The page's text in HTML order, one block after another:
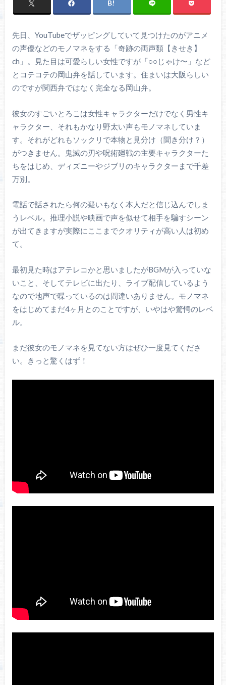
先日、YouTubeでザッピングしていて見つけたのがアニメ
の声優などのモノマネをする「奇跡の両声類【きせき】
ch」。見た目は可愛らしい女性ですが「○○じゃけ〜」など
とコテコテの岡山弁を話しています。住まいは大阪らしい
のですが関西弁ではなく完全なる岡山弁。
彼女のすごいとろこは女性キャラクターだけでなく男性キ
ャラクター、それもかなり野太い声もモノマネしていま
す。それがどれもソックリで本物と見分け（聞き分け？）
がつきません。鬼滅の刃や呪術廻戦の主要キャラクターた
ちをはじめ、ディズニーやジブリのキャラクターまで千差
万別。
電話で話されたら何の疑いもなく本人だと信じ込んでしま
うレベル。推理小説や映画で声を似せて相手を騙すシーン
が出てきますが実際にここまでクオリティが高い人は初め
て。
最初見た時はアテレコかと思いましたがBGMが入っていな
いこと、そしてテレビに出たり、ライブ配信しているよう
なので地声で喋っているのは間違いありません。モノマネ
をはじめてまだ4ヶ月とのことですが、いやはや驚愕のレベ
ル。
まだ彼女のモノマネを見てない方はぜひ一度見てくださ
い。きっと驚くはず！